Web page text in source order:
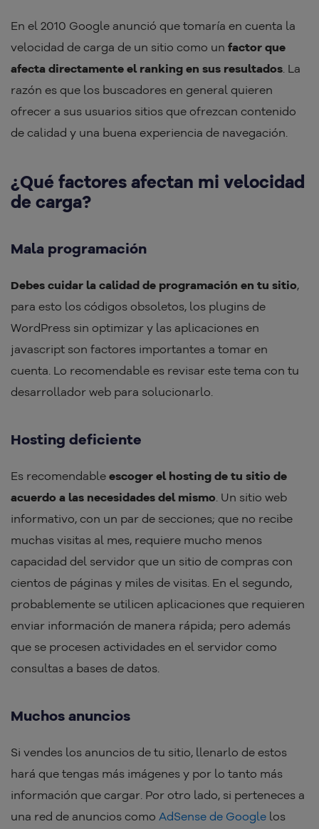
En el 2010 Google anunció que tomaría en cuenta la
velocidad de carga de un sitio como un factor que
afecta directamente el ranking en sus resultados . La
razón es que los buscadores en general quieren
ofrecer a sus usuarios sitios que ofrezcan contenido
de calidad y una buena experiencia de navegación.
¿Qué factores afectan mi velocidad
de carga?
Mala programación
Debes cuidar la calidad de programación en tu sitio,
para esto los códigos obsoletos, los plugins de
WordPress sin optimizar y las aplicaciones en
javascript son factores importantes a tomar en
cuenta. Lo recomendable es revisar este tema con tu
desarrollador web para solucionarlo.
Hosting deficiente
Es recomendable escoger el hosting de tu sitio de
acuerdo a las necesidades del mismo . Un sitio web
informativo, con un par de secciones; que no recibe
muchas visitas al mes, requiere mucho menos
capacidad del servidor que un sitio de compras con
cientos de páginas y miles de visitas. En el segundo,
probablemente se utilicen aplicaciones que requieren
enviar información de manera rápida; pero además
que se procesen actividades en el servidor como
consultas a bases de datos.
Muchos anuncios
Si vendes los anuncios de tu sitio, llenarlo de estos
hará que tengas más imágenes y por lo tanto más
información que cargar. Por otro lado, si perteneces a
una red de anuncios como AdSense de Google los